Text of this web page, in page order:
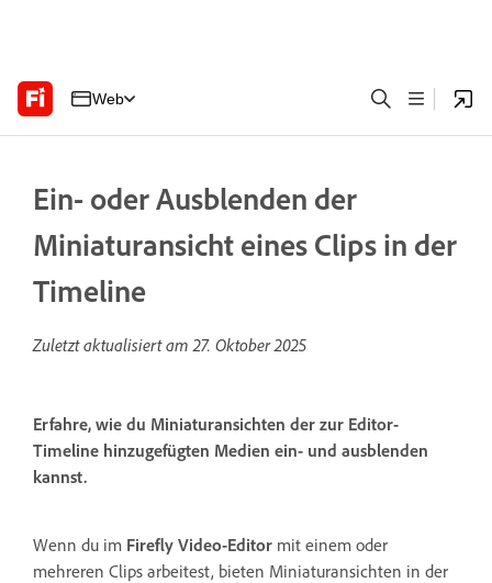
Web
Ein- oder Ausblenden der
Miniaturansicht eines Clips in der
Timeline
Zuletzt aktualisiert am27. Oktober 2025
Erfahre, wie du Miniaturansichten der zur Editor-
Timeline hinzugefügten Medien ein- und ausblenden
kannst.
Wenn du im Firefly Video-Editor mit einem oder
mehreren Clips arbeitest, bieten Miniaturansichten in der